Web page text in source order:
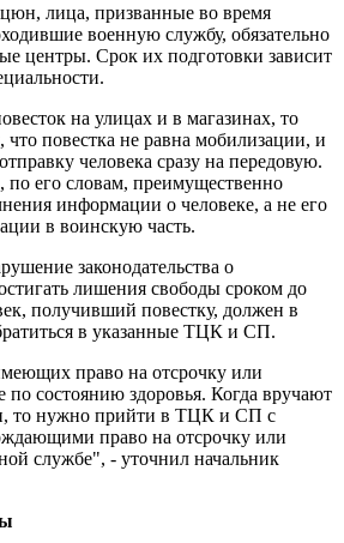
лица, призванные во время
военную службу, обязательно
центры. Срок их подготовки зависит
на улицах и в магазинах, то
повестка не равна мобилизации, и
человека сразу на передовую.
его словам, преимущественно
информации о человеке, а не его
в воинскую часть.
законодательства о
лишения свободы сроком до
получивший повестку, должен в
в указанные ТЦК и СП.
право на отсрочку или
состоянию здоровья. Когда вручают
то нужно прийти в ТЦК и СП с
право на отсрочку или
службе", - уточнил начальник